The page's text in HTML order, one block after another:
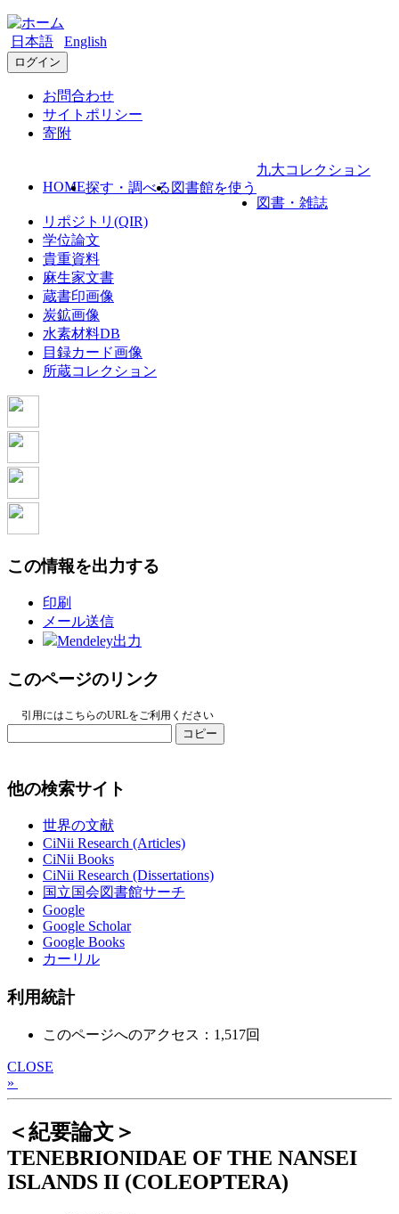
日本語 English
ログイン
お問合わせ
サイトポリシー
寄附
HOME探す・調べる 図書館を使う
九大コレクション
図書・雑誌
リポジトリ(QIR)
学位論文
貴重資料
麻生家文書
蔵書印画像
炭鉱画像
水素材料DB
目録カード画像
所蔵コレクション
この情報を出力する
印刷
メール送信
Mendeley出力
このページのリンク
引用にはこちらのURLをご利用ください
コピー
他の検索サイト
世界の文献
CiNii Research (Articles)
CiNii Books
CiNii Research (Dissertations)
国立国会図書館サーチ
Google
Google Scholar
Google Books
カーリル
利用統計
このページへのアクセス：1,517回
CLOSE
»
＜紀要論文＞
TENEBRIONIDAE OF THE NANSEI
ISLANDS II (COLEOPTERA)